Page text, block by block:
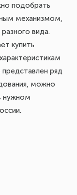
подобрать
механизмом,
вида.
купить
ряд
можно
нужном